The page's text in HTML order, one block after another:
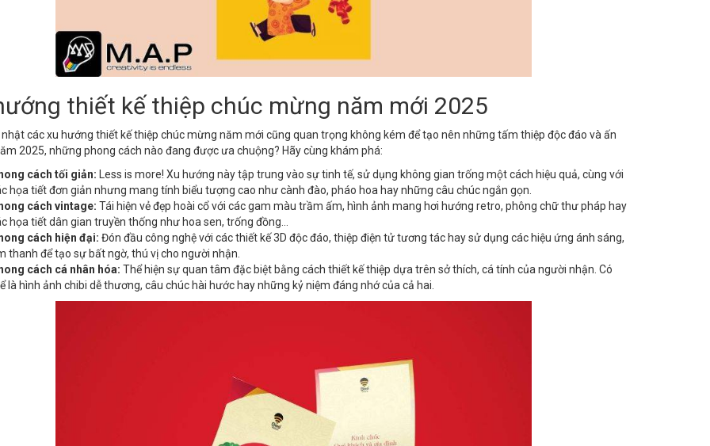
thiết kế thiệp chúc mừng năm mới 2025
nhật các xu hướng thiết kế thiệp chúc mừng năm mới cũng quan trọng không kém để tạo nên những tấm thiệp độc đáo và ấn
2025, những phong cách nào đang được ưa chuộng? Hãy cùng khám phá:
cách tối giản: Less is more! Xu hướng này tập trung vào sự tinh tế, sử dụng không gian trống một cách hiệu quả, cùng với
họa tiết đơn giản nhưng mang tính biểu tượng cao như cành đào, pháo hoa hay những câu chúc ngắn gọn.
cách vintage: Tái hiện vẻ đẹp hoài cổ với các gam màu trầm ấm, hình ảnh mang hơi hướng retro, phông chữ thư pháp hay
họa tiết dân gian truyền thống như hoa sen, trống đồng...
cách hiện đại: Đón đầu công nghệ với các thiết kế 3D độc đáo, thiệp điện tử tương tác hay sử dụng các hiệu ứng ánh sáng,
thanh để tạo sự bất ngờ, thú vị cho người nhận.
cách cá nhân hóa: Thể hiện sự quan tâm đặc biệt bằng cách thiết kế thiệp dựa trên sở thích, cá tính của người nhận. Có
là hình ảnh chibi dễ thương, câu chúc hài hước hay những kỷ niệm đáng nhớ của cả hai.